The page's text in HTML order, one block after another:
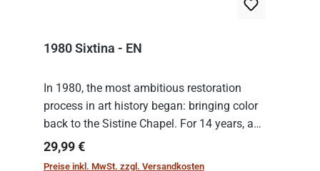
1980 Sixtina - EN
In 1980, the most ambitious restoration
process in art history began: bringing color
back to the Sistine Chapel. For 14 years, a
team of experts from the Vatican undertook
the meticulous job of cleaning and
Regulärer Preis:
29,99 €
Preise inkl. MwSt. zzgl. Versandkosten